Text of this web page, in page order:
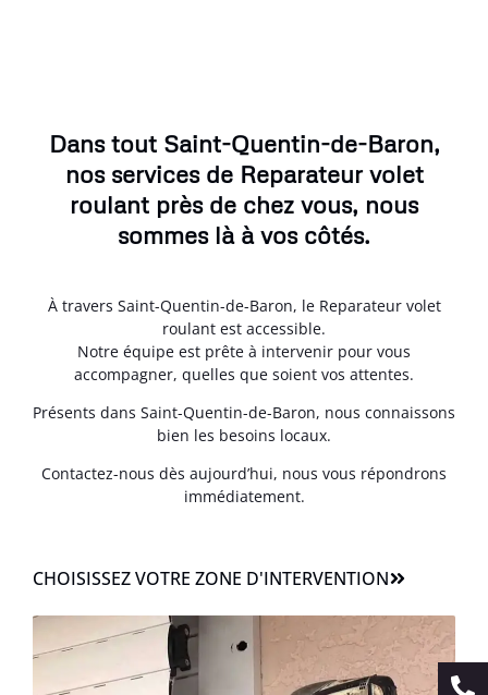
Dans tout Saint-Quentin-de-Baron,
nos services de Reparateur volet
roulant près de chez vous, nous
sommes là à vos côtés.
À travers Saint-Quentin-de-Baron, le Reparateur volet
roulant est accessible.
Notre équipe est prête à intervenir pour vous
accompagner, quelles que soient vos attentes.
Présents dans Saint-Quentin-de-Baron, nous connaissons
bien les besoins locaux.
Contactez-nous dès aujourd’hui, nous vous répondrons
immédiatement.
CHOISISSEZ VOTRE ZONE D'INTERVENTION